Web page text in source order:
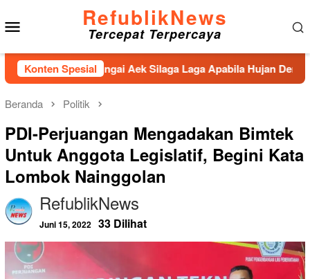
ke
konten
RefublikNews
Tercepat Terpercaya
Konten Spesial
Sungai Aek Silaga Laga Apabila Hujan Deras
Beranda Politik
PDI-Perjuangan Mengadakan Bimtek
Untuk Anggota Legislatif, Begini Kata
Lombok Nainggolan
RefublikNews
Juni 15, 2022 33 Dilihat